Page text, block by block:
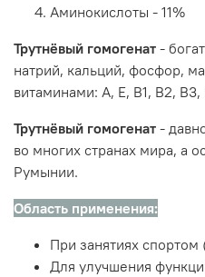
Аминокислоты - 11%
Трутнёвый гомогенат -
натрий, кальций, фосфор,
витаминами: А, Е, В1, В2,
Трутнёвый гомогенат -
во многих странах мира, а
Румынии.
Область применения:
При занятиях
Для улучшения